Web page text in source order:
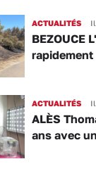
ACTUALITÉS
BEZOUCE
ACTUALITÉS
ALÈS
ans avec